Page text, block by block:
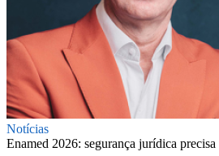
Notícias
Enamed 2026: segurança jurídica